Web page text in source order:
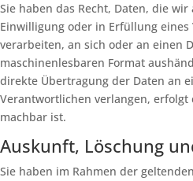
Sie haben das Recht, Daten, die
Einwilligung oder in Erfüllung
verarbeiten, an sich oder an einen
maschinenlesbaren Format
direkte Übertragung der Daten an
Verantwortlichen verlangen, erfolgt
machbar ist.
Auskunft, Löschung
Sie haben im Rahmen der